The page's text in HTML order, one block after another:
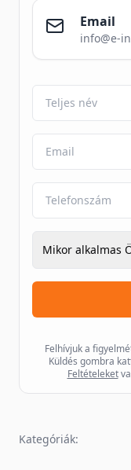
Email
info@e-
Mikor alkalmas
Felhívjuk a
Küldés gombra
Feltételeket
Kategóriák: